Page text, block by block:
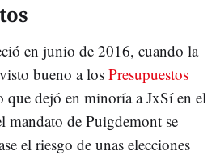
en junio de 2016, cuando la
bueno a los Presupuestos
que dejó en minoría a JxSí en el
mandato de Puigdemont se
el riesgo de unas elecciones